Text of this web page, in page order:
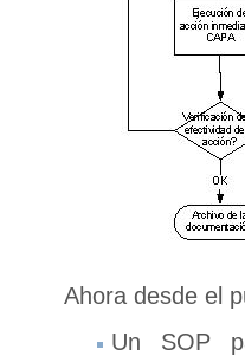
Ahora desde el
Un SOP